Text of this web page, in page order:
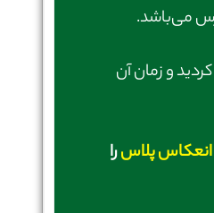
می‌باشد.
و زمان آن
انعکاس پلاسرا